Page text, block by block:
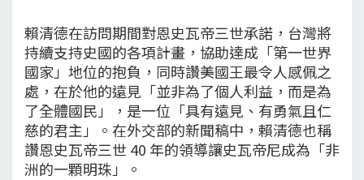
賴清德在訪問期間對恩史瓦帝三世承諾，台灣將
持續支持史國的各項計畫，協助達成「第一世界
國家」地位的抱負，同時讚美國王最令人感佩之
處，在於他的遠見「並非為了個人利益，而是為
了全體國民」，是一位「具有遠見、有勇氣且仁
慈的君主」。在外交部的新聞稿中，賴清德也稱
讚恩史瓦帝三世 40 年的領導讓史瓦帝尼成為「非
洲的一顆明珠」。